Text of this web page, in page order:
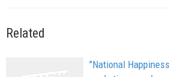
Related
"National